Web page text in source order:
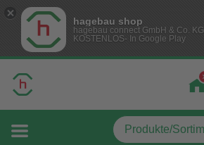
hagebau shop
hagebau connect GmbH & Co. KG
KOSTENLOS- In Google Play